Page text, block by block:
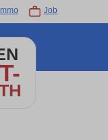
Immo Job